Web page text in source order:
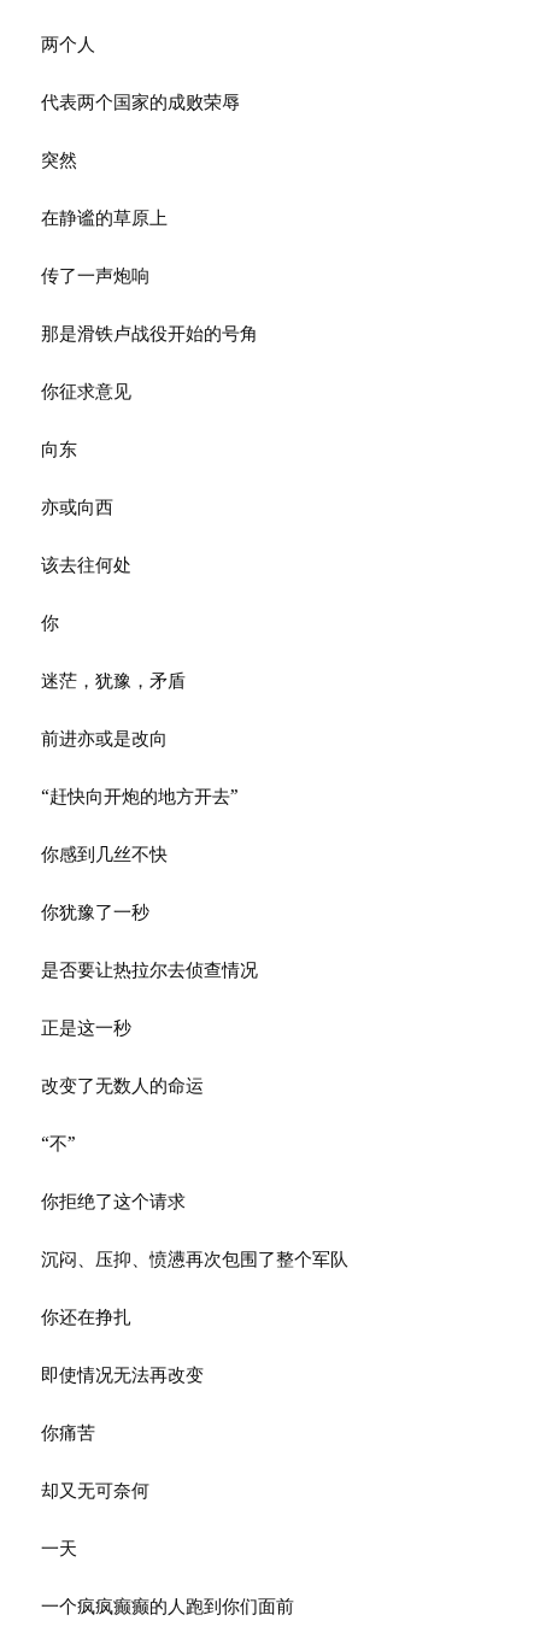
两个人
代表两个国家的成败荣辱
突然
在静谧的草原上
传了一声炮响
那是滑铁卢战役开始的号角
你征求意见
向东
亦或向西
该去往何处
你
迷茫，犹豫，矛盾
前进亦或是改向
“赶快向开炮的地方开去”
你感到几丝不快
你犹豫了一秒
是否要让热拉尔去侦查情况
正是这一秒
改变了无数人的命运
“不”
你拒绝了这个请求
沉闷、压抑、愤懑再次包围了整个军队
你还在挣扎
即使情况无法再改变
你痛苦
却又无可奈何
一天
一个疯疯癫癫的人跑到你们面前